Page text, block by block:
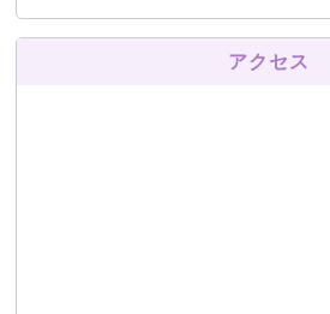
アクセス